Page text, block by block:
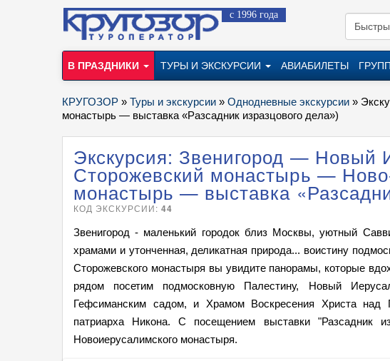
с 1996 года
В ПРАЗДНИКИ ТУРЫ И ЭКСКУРСИИ АВИАБИЛЕТЫ
КРУГОЗОР » Туры и экскурсии » Однодневные экскурсии »
монастырь — выставка «Разсадник изразцового дела»)
Экскурсия: Звенигород — Новый
Сторожевский монастырь —
монастырь — выставка
КОД ЭКСКУРСИИ:44
Звенигород - маленький городок близ Москвы, уютный
храмами и утонченная, деликатная природа... воистину
Сторожевского монастыря вы увидите панорамы, которые
рядом посетим подмосковную Палестину, Новый
Гефсиманским садом, и Храмом Воскресения Христа над
патриарха Никона. С посещением выставки "Разсадник
Новоиерусалимского монастыря.